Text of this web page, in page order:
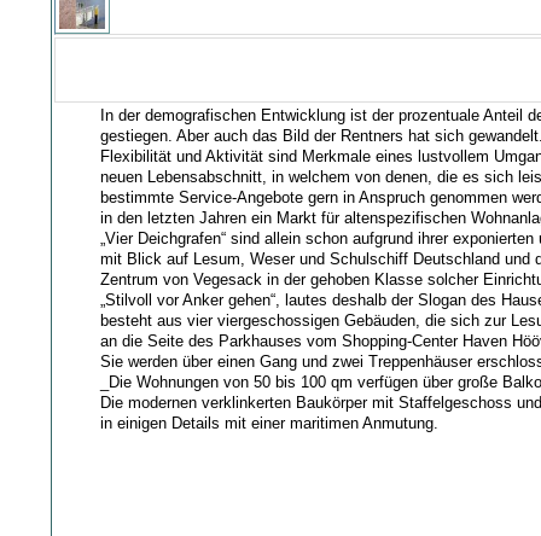
In der demografischen Entwicklung ist der prozentuale Anteil
gestiegen. Aber auch das Bild der Rentners hat sich
Flexibilität und Aktivität sind Merkmale eines lustvollem
neuen Lebensabschnitt, in welchem von denen, die es sich
bestimmte Service-Angebote gern in Anspruch genommen
in den letzten Jahren ein Markt für altenspezifischen
„Vier Deichgrafen“ sind allein schon aufgrund ihrer
mit Blick auf Lesum, Weser und Schulschiff Deutschland und
Zentrum von Vegesack in der gehoben Klasse solcher
„Stilvoll vor Anker gehen“, lautes deshalb der Slogan des
besteht aus vier viergeschossigen Gebäuden, die sich zur
an die Seite des Parkhauses vom Shopping-Center Haven
Sie werden über einen Gang und zwei Treppenhäuser
_Die Wohnungen von 50 bis 100 qm verfügen über große
Die modernen verklinkerten Baukörper mit Staffelgeschoss
in einigen Details mit einer maritimen Anmutung.